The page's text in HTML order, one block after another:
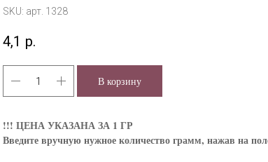
SKU: арт. 1328
4,1 р.
В корзину
!!! ЦЕНА УКАЗАНА ЗА 1 ГР
Введите вручную нужное количество грамм, нажав на